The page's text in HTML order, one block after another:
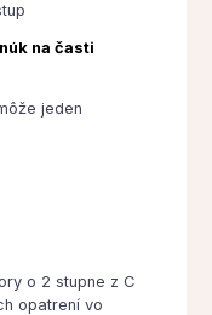
na časti
jeden
o 2 stupne z C
opatrení vo